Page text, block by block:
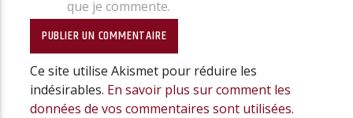
que je commente.
Ce site utilise Akismet pour réduire les
indésirables. En savoir plus sur comment les
données de vos commentaires sont utilisées.